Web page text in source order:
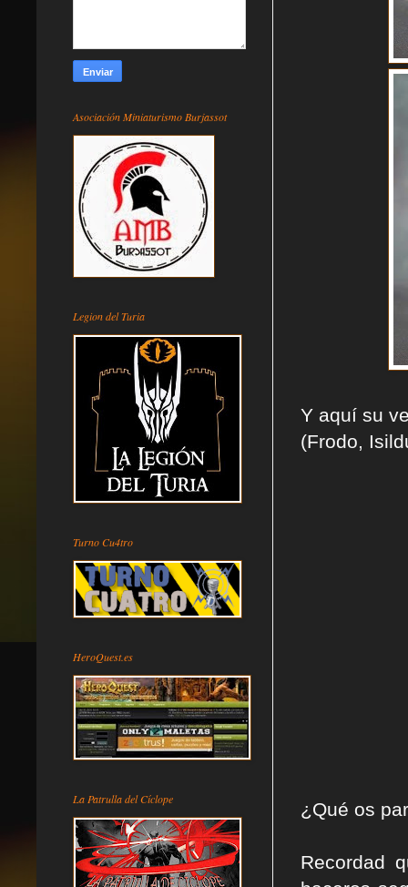
Y aquí su
(Frodo,
¿Qué os
Recordad
Asociación Miniaturismo Burjassot
Legion del Turia
Turno Cu4tro
HeroQuest.es
La Patrulla del Cíclope